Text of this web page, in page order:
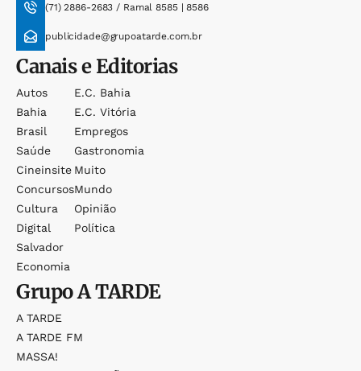
(71) 2886-2683 / Ramal 8585 | 8586
publicidade@grupoatarde.com.br
Canais e Editorias
Autos
Bahia
Brasil
Saúde
Cineinsite
Concursos
Cultura
Digital
Salvador
Economia
E.c. Bahia
E.c. Vitória
Empregos
Gastronomia
Muito
Mundo
Opinião
Política
GrupoA TARDE
A TARDE
A TARDE FM
MASSA!